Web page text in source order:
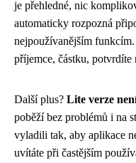
je přehledné, nic
automaticky rozpozná
nejpoužívanějším
příjemce, částku, potvrdíte
Další plus? Lite verze
poběží bez problémů i na
vyladili tak, aby aplikace
uvítáte při častějším